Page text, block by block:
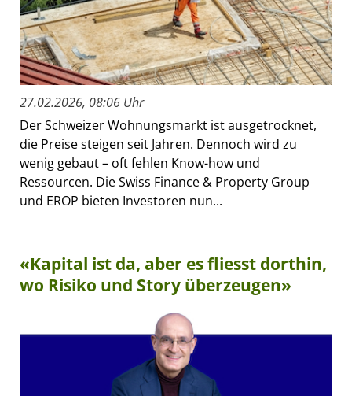
27.02.2026, 08:06 Uhr
Der Schweizer Wohnungsmarkt ist ausgetrocknet,
die Preise steigen seit Jahren. Dennoch wird zu
wenig gebaut – oft fehlen Know-how und
Ressourcen. Die Swiss Finance & Property Group
und EROP bieten Investoren nun...
«Kapital ist da, aber es fliesst dorthin,
wo Risiko und Story überzeugen»